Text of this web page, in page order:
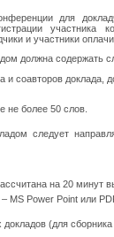
для
участника
и участники
должна
соавторов доклада,
не более 50 слов.
следует
на 20 минут
MS Power Point или
(для